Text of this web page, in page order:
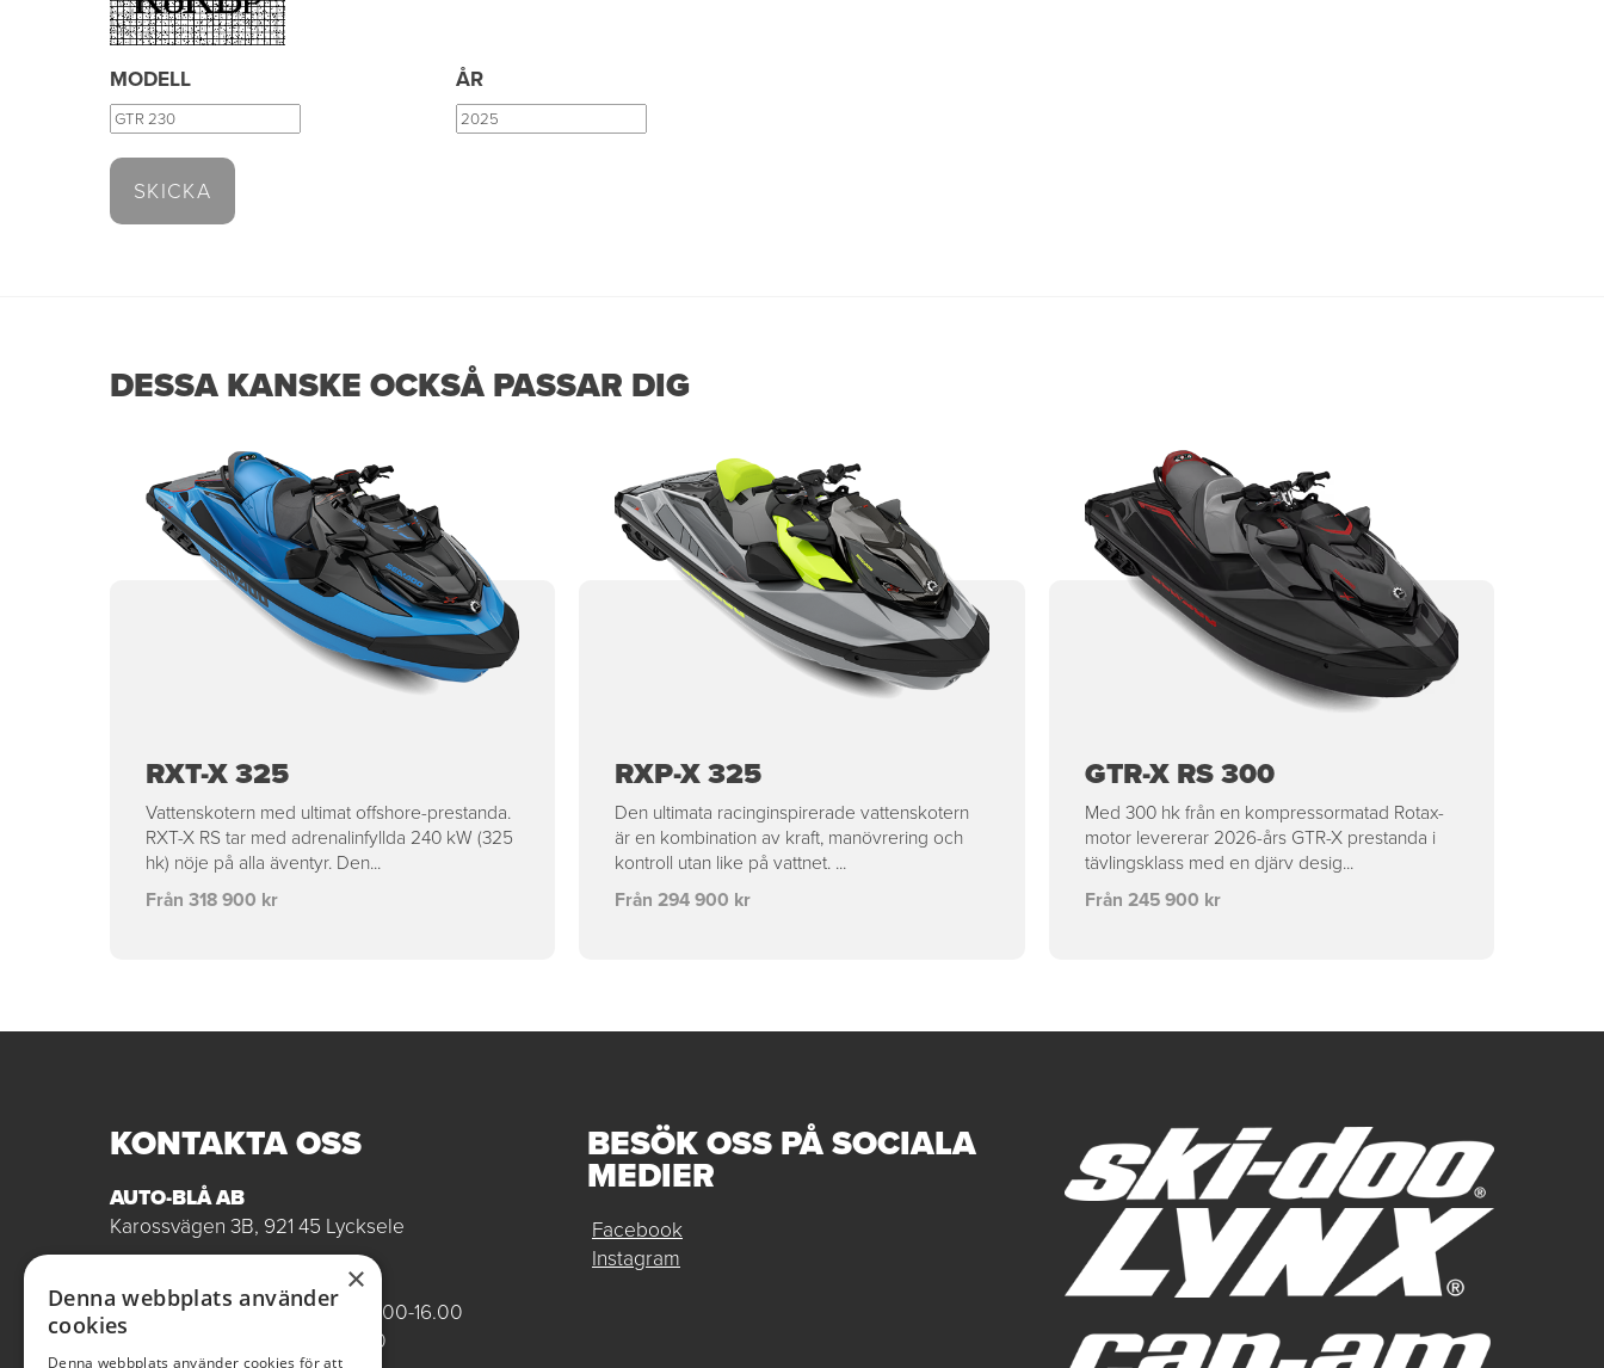
MODELL ÅR
DESSA KANSKE OCKSÅ PASSAR DIG
RXT-X 325
Vattenskotern med ultimat offshore-prestanda.
RXT-X RS tar med adrenalinfyllda 240 kW (325
hk) nöje på alla äventyr. Den...
Från 318 900 kr
RXP-X 325
Den ultimata racinginspirerade vattenskotern
är en kombination av kraft, manövrering och
kontroll utan like på vattnet. ...
Från 294 900 kr
GTR-X RS 300
Med 300 hk från en kompressormatad Rotax-
motor levererar 2026-års GTR-X prestanda i
tävlingsklass med en djärv desig...
Från 245 900 kr
KONTAKTA OSS
AUTO-BLÅ AB
Karossvägen 3B, 921 45 Lycksele
ÖPPETTIDER VARDAGAR
Butik/Försäljning vardagar 09.00-16.00
Verkstad vardagar 07.00-16.00
BESÖK OSS PÅ SOCIALA
MEDIER
Facebook
Instagram
×
Denna webbplats använder
cookies
Denna webbplats använder cookies för att